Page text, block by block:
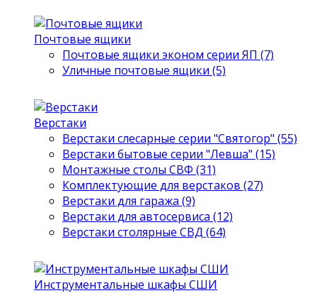
Почтовые ящики
Почтовые ящики эконом серии ЯП (7)
Уличные почтовые ящики (5)
Верстаки
Верстаки слесарные серии "Святогор" (55)
Верстаки бытовые серии "Левша" (15)
Монтажные столы СВФ (31)
Комплектующие для верстаков (27)
Верстаки для гаража (9)
Верстаки для автосервиса (12)
Верстаки столярные СВД (64)
Инструментальные шкафы СШИ